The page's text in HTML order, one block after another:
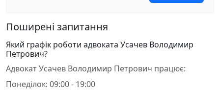
Поширені запитання
Який графік роботи адвоката Усачев Володимир
Петрович?
Адвокат Усачев Володимир Петрович працює:
Понеділок: 09:00 - 19:00